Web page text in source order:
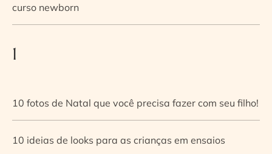
curso newborn
1
10 fotos de Natal que você precisa fazer com seu filho!
10 ideias de looks para as crianças em ensaios